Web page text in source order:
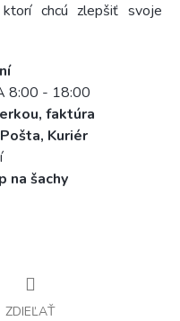
chcú zlepšiť svoje
8:00 - 18:00
faktúra
Kuriér
na šachy
ZDIEĽAŤ